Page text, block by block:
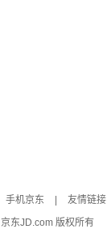
手机京东 友情链接
京东JD.com 版权所有